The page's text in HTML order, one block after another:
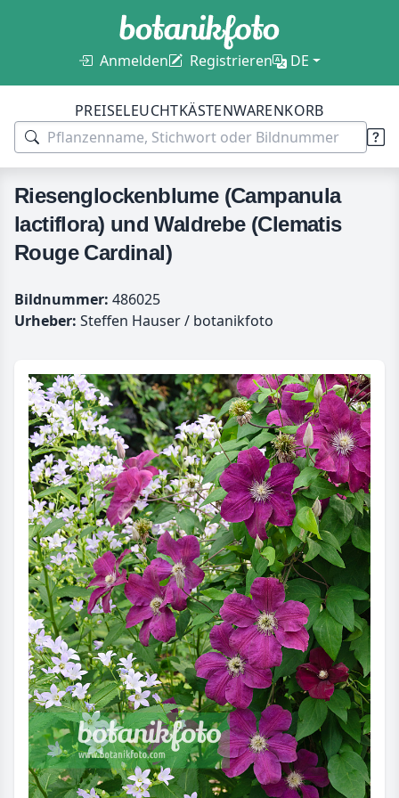
Anmelden Registrieren DE
PREISELEUCHTKÄSTENWARENKORB
Riesenglockenblume (Campanula
lactiflora) und Waldrebe (Clematis
Rouge Cardinal)
Bildnummer: 486025
Urheber: Steffen Hauser / botanikfoto